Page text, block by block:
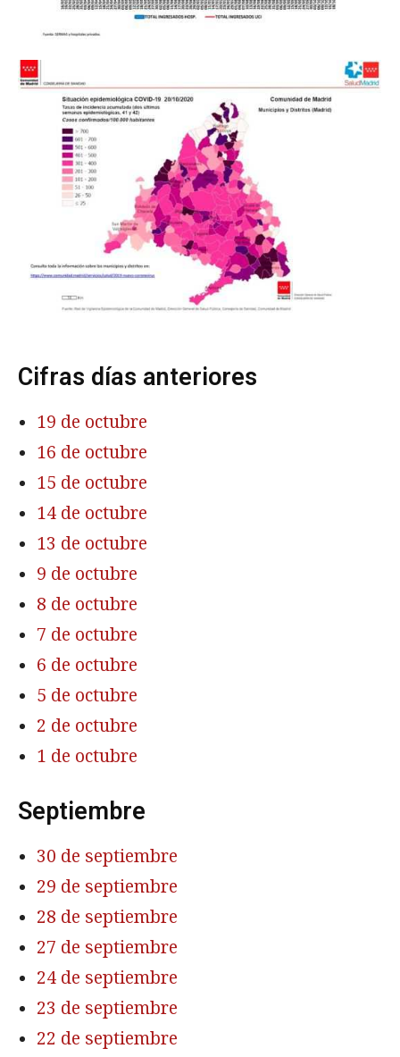
Cifras días anteriores
19 de octubre
16 de octubre
15 de octubre
14 de octubre
13 de octubre
9 de octubre
8 de octubre
7 de octubre
6 de octubre
5 de octubre
2 de octubre
1 de octubre
Septiembre
30 de septiembre
29 de septiembre
28 de septiembre
27 de septiembre
24 de septiembre
23 de septiembre
22 de septiembre